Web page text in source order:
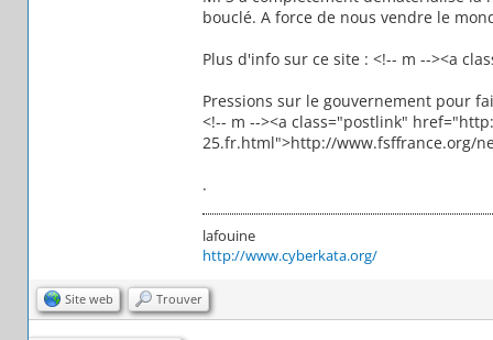
bouclé. A force de nous vendre le
Plus d'info sur ce site : <!-- m --><a
Pressions sur le gouvernement pour
<!-- m --><a class="postlink"
25.fr.html">http://www.fsffrance.org/
.
lafouine
http://www.cyberkata.org/
Site web Trouver